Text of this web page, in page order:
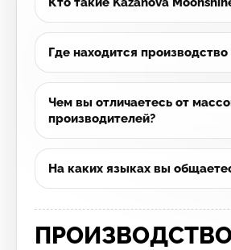
Где находится производство
Чем вы отличаетесь от
производителей?
На каких языках вы